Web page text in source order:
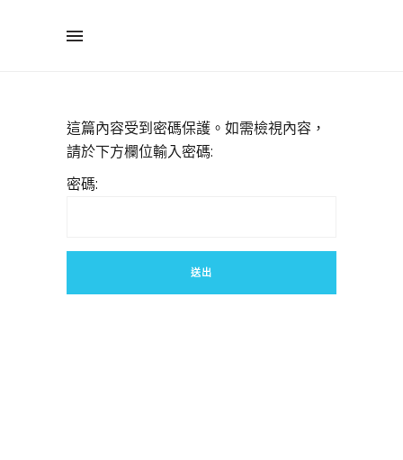
這篇內容受到密碼保護。如需檢視內容，
請於下方欄位輸入密碼:
密碼: